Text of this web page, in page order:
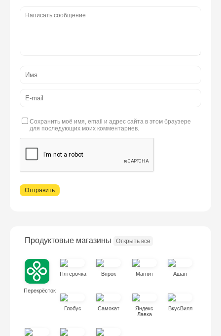
Сохранить моё имя, email и адрес сайта в этом браузере
для последующих моих комментариев.
Продуктовые магазины Открыть все
Перекрёсток
Пятёрочка Впрок Магнит Ашан
Глобус Самокат
Яндекс
Лавка
ВкусВилл